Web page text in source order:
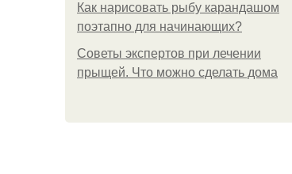
Как нарисовать рыбу карандашом
поэтапно для начинающих?
Советы экспертов при лечении
прыщей. Что можно сделать дома